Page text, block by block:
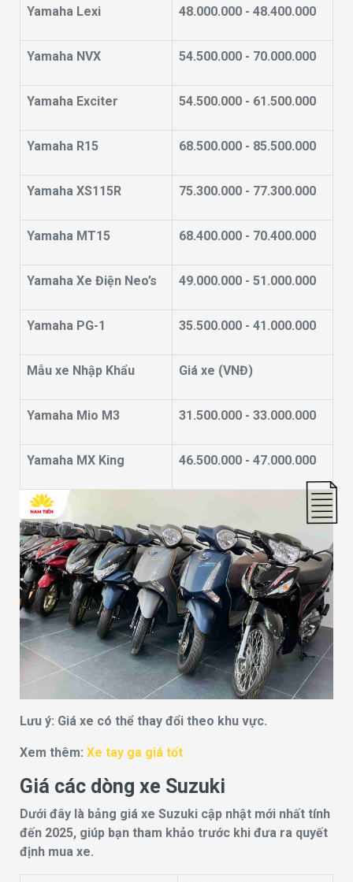
Yamaha Lexi 48.000.000 - 48.400.000
Yamaha NVX 54.500.000 - 70.000.000
Yamaha Exciter 54.500.000 - 61.500.000
Yamaha R15 68.500.000 - 85.500.000
Yamaha XS115R 75.300.000 - 77.300.000
Yamaha MT15 68.400.000 - 70.400.000
Yamaha Xe Điện Neo’s 49.000.000 - 51.000.000
Yamaha PG-1 35.500.000 - 41.000.000
Mẫu xe Nhập Khẩu Giá xe (VNĐ)
Yamaha Mio M3 31.500.000 - 33.000.000
Yamaha MX King 46.500.000 - 47.000.000
Lưu ý: Giá xe có thể thay đổi theo khu vực.
Xem thêm: Xe tay ga giá tốt
Giá các dòng xe Suzuki
Dưới đây là bảng giá xe Suzuki cập nhật mới nhất tính
đến 2025, giúp bạn tham khảo trước khi đưa ra quyết
định mua xe.